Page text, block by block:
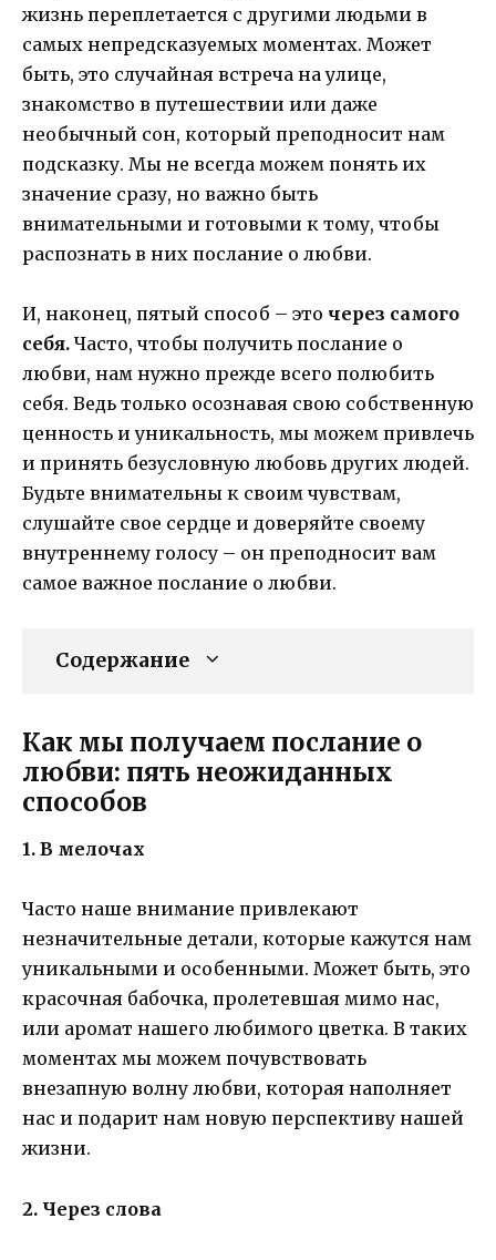
жизнь переплетается с другими людьми в
самых непредсказуемых моментах. Может
быть, это случайная встреча на улице,
знакомство в путешествии или даже
необычный сон, который преподносит нам
подсказку. Мы не всегда можем понять их
значение сразу, но важно быть
внимательными и готовыми к тому, чтобы
распознать в них послание о любви.
И, наконец, пятый способ – это через самого
себя. Часто, чтобы получить послание о
любви, нам нужно прежде всего полюбить
себя. Ведь только осознавая свою собственную
ценность и уникальность, мы можем привлечь
и принять безусловную любовь других людей.
Будьте внимательны к своим чувствам,
слушайте свое сердце и доверяйте своему
внутреннему голосу – он преподносит вам
самое важное послание о любви.
Содержание
Как мы получаем послание о
любви: пять неожиданных
способов
1. В мелочах
Часто наше внимание привлекают
незначительные детали, которые кажутся нам
уникальными и особенными. Может быть, это
красочная бабочка, пролетевшая мимо нас,
или аромат нашего любимого цветка. В таких
моментах мы можем почувствовать
внезапную волну любви, которая наполняет
нас и подарит нам новую перспективу нашей
жизни.
2. Через слова